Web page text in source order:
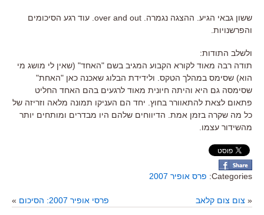
ששון גבאי הגיע. ההצגה נגמרה. over and out. עוד רגע הסיכומים
והפרשנויות.
ולשלב התודות:
תודה רבה מאוד לקורא הקבוע המגיב בשם "האחד" (שאין לי מושג מי
הוא) שסימס במהלך הטקס. ולידידת הבלוג שאכנה כאן "האחת"
שסימסה גם היא והיתה חיונית מאוד לרגעים בהם האחד החליט
פתאום לצאת להתאוורר בחוץ. יחד הם העניקו תמונה מלאה וזריזה של
כל מה שקרה בזמן אמת. הדיווחים שלהם היו מבדרים ומותחים יותר
מהשידור עצמו.
Categories: פרס אופיר 2007
« צום צום קלאב פרסי אופיר 2007: הסיכום »